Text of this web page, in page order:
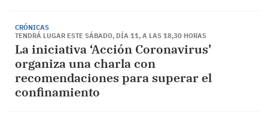
CRÓNICAS
TENDRÁ LUGAR ESTE SÁBADO, DÍA 11, A LAS 18,30 HORAS
La iniciativa ‘Acción Coronavirus’
organiza una charla con
recomendaciones para superar el
confinamiento